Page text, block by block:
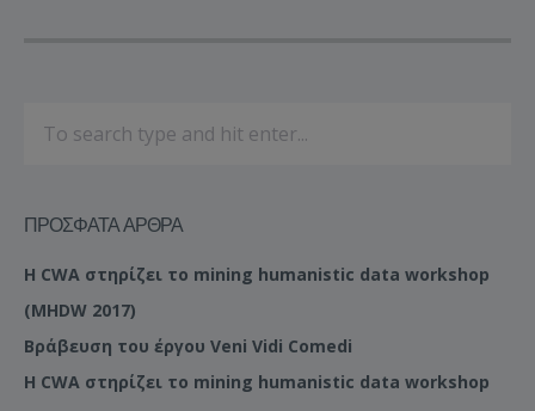
ΠΡΌΣΦΑΤΑ ΆΡΘΡΑ
Η CWA στηρίζει το mining humanistic data workshop
(MHDW 2017)
Βράβευση του έργου Veni Vidi Comedi
Η CWA στηρίζει το mining humanistic data workshop